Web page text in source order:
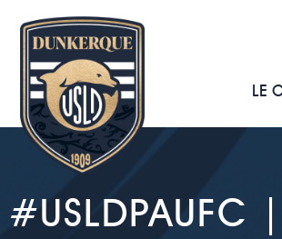
LE
#USLDPAUFC |